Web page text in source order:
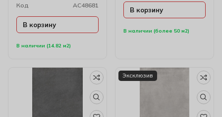
В наличии (14.82 м2)
Код
AC48681
В корзину
В наличии (более 50 м2)
В корзину
Эксклюзив